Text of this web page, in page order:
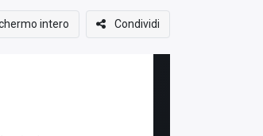
intero Condividi